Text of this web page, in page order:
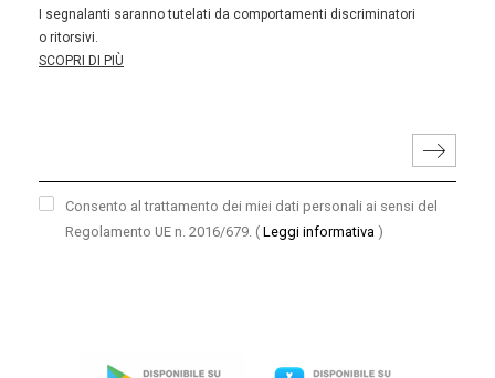
I segnalanti saranno tutelati da comportamenti discriminatori
o ritorsivi.
SCOPRI DI PIÙ
Consento al trattamento dei miei dati personali ai sensi del
Regolamento UE n. 2016/679. ( Leggi informativa )